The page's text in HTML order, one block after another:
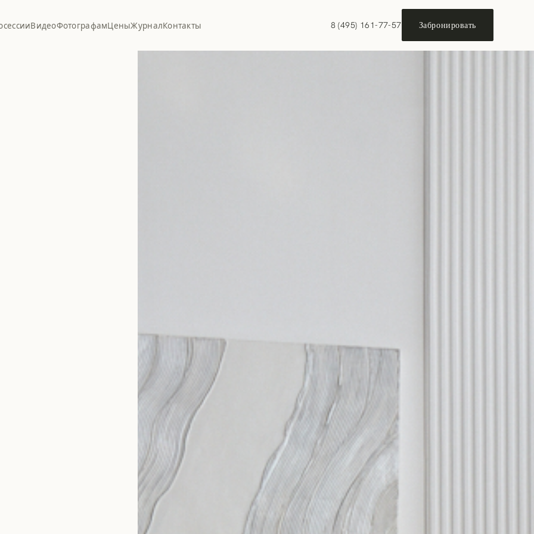
ВидеоФотографамЦеныЖурналКонтакты 8 (495) 161-77-57 Забронировать